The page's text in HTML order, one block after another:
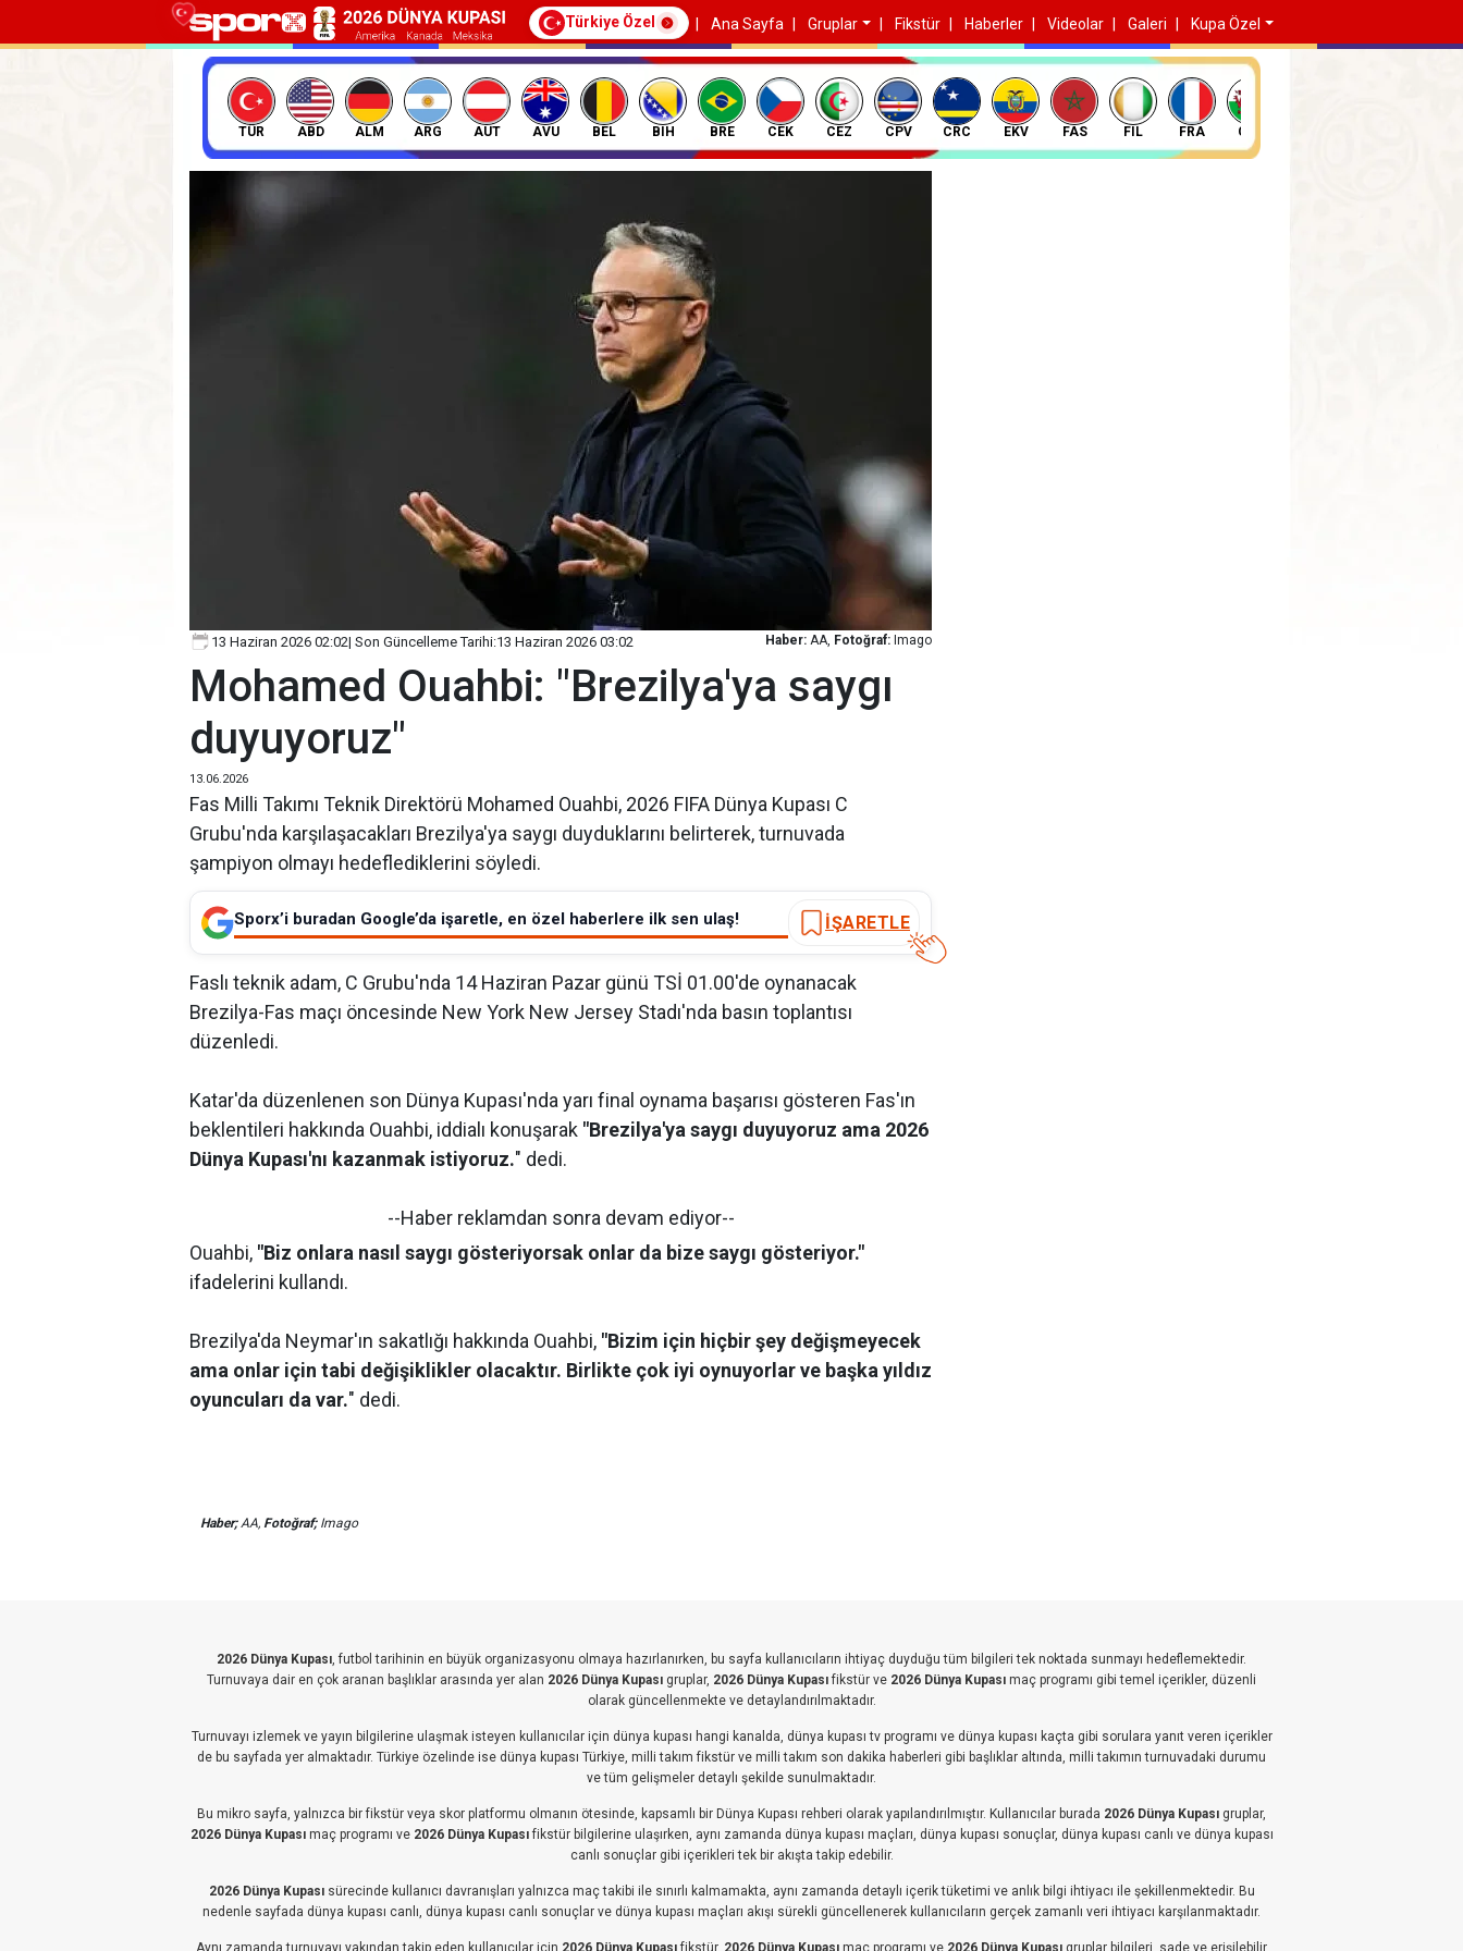
Türkiye Özel Ana Sayfa Gruplar Fikstür Haberler Videolar Galeri Kupa Özel
TÜR ABD ALM ARG AUT AVU BEL BIH BRE CEK CEZ CPV CRC EKV FAS FIL FRA GAL
13 Haziran 2026 02:02| Son Güncelleme Tarihi:13 Haziran 2026 03:02 Haber: AA, Fotoğraf: Imago
Mohamed Ouahbi: "Brezilya'ya saygı
duyuyoruz"
13.06.2026
Fas Milli Takımı Teknik Direktörü Mohamed Ouahbi, 2026 FIFA Dünya Kupası C
Grubu'nda karşılaşacakları Brezilya'ya saygı duyduklarını belirterek, turnuvada
şampiyon olmayı hedeflediklerini söyledi.
Sporx’i buradan Google’da işaretle, en özel haberlere ilk sen ulaş! İŞARETLE
Faslı teknik adam, C Grubu'nda 14 Haziran Pazar günü TSİ 01.00'de oynanacak
Brezilya-Fas maçı öncesinde New York New Jersey Stadı'nda basın toplantısı
düzenledi.
Katar'da düzenlenen son Dünya Kupası'nda yarı final oynama başarısı gösteren Fas'ın
beklentileri hakkında Ouahbi, iddialı konuşarak "Brezilya'ya saygı duyuyoruz ama 2026
Dünya Kupası'nı kazanmak istiyoruz." dedi.
--Haber reklamdan sonra devam ediyor--
Ouahbi, "Biz onlara nasıl saygı gösteriyorsak onlar da bize saygı gösteriyor."
ifadelerini kullandı.
Brezilya'da Neymar'ın sakatlığı hakkında Ouahbi, "Bizim için hiçbir şey değişmeyecek
ama onlar için tabi değişiklikler olacaktır. Birlikte çok iyi oynuyorlar ve başka yıldız
oyuncuları da var." dedi.
Haber;AA, Fotoğraf;Imago
2026 Dünya Kupası, futbol tarihinin en büyük organizasyonu olmaya hazırlanırken, bu sayfa kullanıcıların ihtiyaç duyduğu tüm bilgileri tek noktada sunmayı hedeflemektedir.
Turnuvaya dair en çok aranan başlıklar arasında yer alan 2026 Dünya Kupası gruplar, 2026 Dünya Kupasıfikstür ve 2026 Dünya Kupası maç programı gibi temel içerikler, düzenli
olarak güncellenmekte ve detaylandırılmaktadır.
Turnuvayı izlemek ve yayın bilgilerine ulaşmak isteyen kullanıcılar için dünya kupası hangi kanalda, dünya kupası tv programı ve dünya kupası kaçta gibi sorulara yanıt veren içerikler
de bu sayfada yer almaktadır. Türkiye özelinde ise dünya kupası Türkiye, milli takım fikstür ve milli takım son dakika haberleri gibi başlıklar altında, milli takımın turnuvadaki durumu
ve tüm gelişmeler detaylı şekilde sunulmaktadır.
Bu mikro sayfa, yalnızca bir fikstür veya skor platformu olmanın ötesinde, kapsamlı bir Dünya Kupası rehberi olarak yapılandırılmıştır. Kullanıcılar burada 2026 Dünya Kupası gruplar,
2026 Dünya Kupasımaç programı ve 2026 Dünya Kupasıfikstür bilgilerine ulaşırken, aynı zamanda dünya kupası maçları, dünya kupası sonuçlar, dünya kupası canlı ve dünya kupası
canlı sonuçlar gibi içerikleri tek bir akışta takip edebilir.
2026 Dünya Kupasısürecinde kullanıcı davranışları yalnızca maç takibi ile sınırlı kalmamakta, aynı zamanda detaylı içerik tüketimi ve anlık bilgi ihtiyacı ile şekillenmektedir. Bu
nedenle sayfada dünya kupası canlı, dünya kupası canlı sonuçlar ve dünya kupası maçları akışı sürekli güncellenerek kullanıcıların gerçek zamanlı veri ihtiyacı karşılanmaktadır.
Aynı zamanda turnuvayı yakından takip eden kullanıcılar için 2026 Dünya Kupasıfikstür, 2026 Dünya Kupası maç programı ve 2026 Dünya Kupası gruplar bilgileri, sade ve erişilebilir